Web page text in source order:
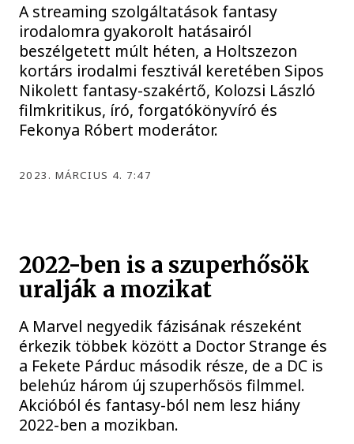
A streaming szolgáltatások fantasy
irodalomra gyakorolt hatásairól
beszélgetett múlt héten, a Holtszezon
kortárs irodalmi fesztivál keretében Sipos
Nikolett fantasy-szakértő, Kolozsi László
filmkritikus, író, forgatókönyvíró és
Fekonya Róbert moderátor.
2023. MÁRCIUS 4. 7:47
2022-ben is a szuperhősök
uralják a mozikat
A Marvel negyedik fázisának részeként
érkezik többek között a Doctor Strange és
a Fekete Párduc második része, de a DC is
belehúz három új szuperhősös filmmel.
Akcióból és fantasy-ból nem lesz hiány
2022-ben a mozikban.